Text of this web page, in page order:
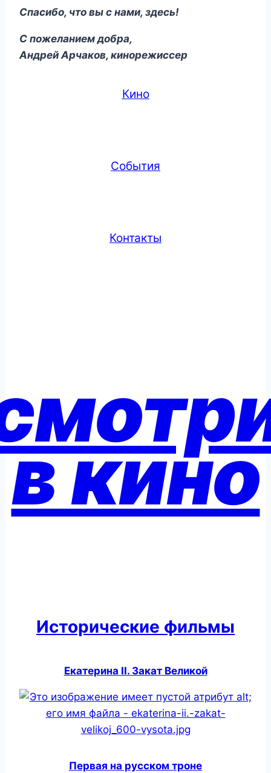
Спасибо, что вы с нами, здесь!
С пожеланием добра,
Андрей Арчаков, кинорежиссер
Кино
События
Контакты
в кино
Исторические фильмы
Екатерина II. Закат Великой
Первая на русском троне